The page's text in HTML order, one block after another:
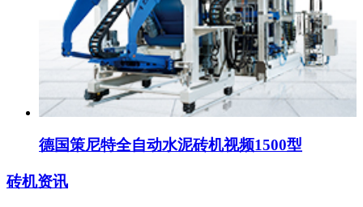
德国策尼特全自动水泥砖机视频1500型
砖机资讯